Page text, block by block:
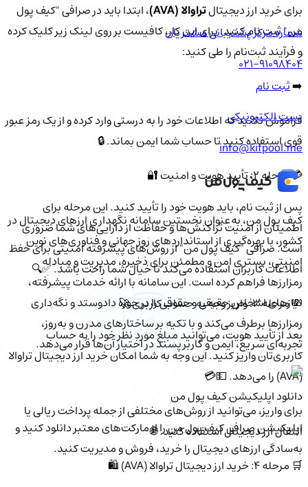
برای خرید ارز دیجیتالتراوالا (AVA)
، ابتدا باید در صرافی "کیف پول
من" ثبت نام کنید. برای این کار، کافیست بر روی لینک زیر کلیک کرده
و فرآیند ثبت‌نام را طی کنید:
➡️ثبت نام
فراموش نکنید که اطلاعات خود را به درستی وارد کرده و از یک رمز عبور
قوی استفاده کنید تا حساب شما ایمن بماند. 🔒
💳 مرحله ۲: تأیید هویت و امنیت 🔐
پس از ثبت نام، باید هویت خود را تأیید کنید. این مرحله برای
اطمینان از امنیت تراکنش‌ها و حفاظت از دارایی‌های شما ضروری
است. صرافی "کیف پول من" از روش‌های پیشرفته امنیتی برای حفظ
اطلاعات کاربران استفاده می‌کند تا خیال شما راحت باشد. ✅🔍
💸 مرحله ۳: واریز وجه به حساب کاربری 🚀
بعد از تأیید هویت، می‌توانید مبلغ مورد نظر خود را به حساب
کاربری‌تان واریز کنید. این وجه به شما امکان خرید ارز دیجیتال تراوالا
برای واریز، می‌توانید از روش‌های مختلفی از جمله پرداخت ریالی یا
انتقال ارز دیجیتال استفاده کنید. 🌐
🛒 مرحله ۴: خرید ارز دیجیتال تراوالا (AVA) 🛍️
شماره مرکز پشتیبانی مشتریان
021-91098404
پست الکترونیکی
info@kifpool.me
کیف‌ پول من، به‌عنوان نخستین سامانه نگهداری ارزهای دیجیتال در
کشور، با بهره‌گیری از استانداردهای روز جهانی و فناوری‌های نوین
امنیتی، بستری امن و مطمئن برای ذخیره، مدیریت و مبادله
رمزارزها فراهم کرده است. این سامانه با ارائه خدمات پیشرفته،
نیازهای اشخاص حقیقی و حقوقی را در حوزه دادوستد و نگه‌داری
رمزارزها برطرف می‌کند و با تکیه بر ساختارهای مدرن و به‌روز،
تجربه‌ای سریع، ایمن و کاربرپسند در اختیار آن‌ها قرار می‌دهد.
دانلود اپلیکیشن کیف‌ پول من
اپلیکیشن صرافی کیف پول من را از مارکت‌های معتبر دانلود کنید و
به‌سادگی ارزهای دیجیتال را خرید، فروش و مدیریت کنید.